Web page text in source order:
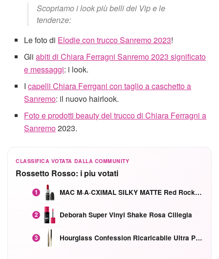
Scopriamo i look più belli dei Vip e le
tendenze:
Le foto di Elodie con trucco Sanremo 2023!
Gliabiti di Chiara Ferragni Sanremo 2023 significato
e messaggi: i look.
Icapelli Chiara Ferrgani con taglio a caschetto a
Sanremo: il nuovo hairlook.
Foto e prodotti beauty del trucco di Chiara Ferragni a
Sanremo2023.
CLASSIFICA VOTATA DALLA COMMUNITY
Rossetto Rosso: i piu votati
1 MAC M·A·CXIMAL SILKY MATTE Red Rock mat
2 Deborah Super Vinyl Shake Rosa Ciliegia
3 Hourglass Confession Ricaricabile Ultra Preciso Ad Alta Intensità Secretly Classic Red